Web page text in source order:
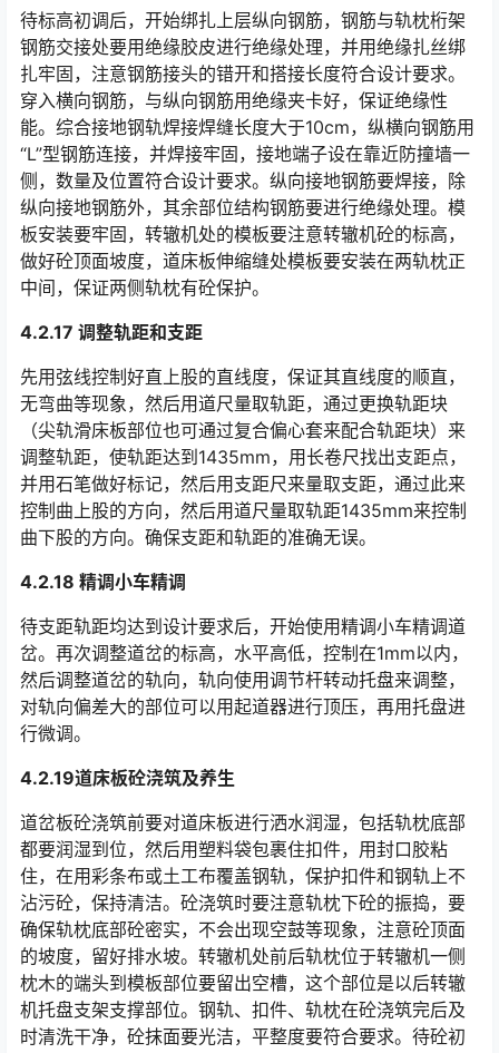
待标高初调后，开始绑扎上层纵向钢筋，钢筋与轨枕桁架
钢筋交接处要用绝缘胶皮进行绝缘处理，并用绝缘扎丝绑
扎牢固，注意钢筋接头的错开和搭接长度符合设计要求。
穿入横向钢筋，与纵向钢筋用绝缘夹卡好，保证绝缘性
能。综合接地钢轨焊接焊缝长度大于10cm，纵横向钢筋用
“L”型钢筋连接，并焊接牢固，接地端子设在靠近防撞墙一
侧，数量及位置符合设计要求。纵向接地钢筋要焊接，除
纵向接地钢筋外，其余部位结构钢筋要进行绝缘处理。模
板安装要牢固，转辙机处的模板要注意转辙机砼的标高，
做好砼顶面坡度，道床板伸缩缝处模板要安装在两轨枕正
中间，保证两侧轨枕有砼保护。󠅅󠅃󠄵󠅂󠄪󠇖󠆨󠆨󠇕󠆞󠆒󠅬󠇘󠆭󠆘󠇙󠆝󠅵󠇗󠆭󠆁󠄐󠇗󠅹󠅸󠇖󠆍󠅳󠇖󠅹󠅰󠇖󠆌󠅹
4.2.17 调整轨距和支距
先用弦线控制好直上股的直线度，保证其直线度的顺直，
无弯曲等现象，然后用道尺量取轨距，通过更换轨距块
（尖轨滑床板部位也可通过复合偏心套来配合轨距块）来
调整轨距，使轨距达到1435mm，用长卷尺找出支距点，
并用石笔做好标记，然后用支距尺来量取支距，通过此来
控制曲上股的方向，然后用道尺量取轨距1435mm来控制
曲下股的方向。确保支距和轨距的准确无误。󠅅󠅃󠄵󠅂󠄪󠇖󠆨󠆨󠇕󠆞󠆒󠅬󠇘󠆭󠆘󠇙󠆝󠅵󠇗󠆭󠆁󠄐󠇗󠅹󠅸󠇖󠆍󠅳󠇖󠅹󠅰󠇖󠆌󠅹
4.2.18 精调小车精调
待支距轨距均达到设计要求后，开始使用精调小车精调道
岔。再次调整道岔的标高，水平高低，控制在1mm以内，
然后调整道岔的轨向，轨向使用调节杆转动托盘来调整，
对轨向偏差大的部位可以用起道器进行顶压，再用托盘进
行微调。󠅅󠅃󠄵󠅂󠄪󠇖󠆨󠆨󠇕󠆞󠆒󠅬󠇘󠆭󠆘󠇙󠆝󠅵󠇗󠆭󠆁󠄐󠇗󠅹󠅸󠇖󠆍󠅳󠇖󠅹󠅰󠇖󠆌󠅹
4.2.19道床板砼浇筑及养生
道岔板砼浇筑前要对道床板进行洒水润湿，包括轨枕底部
都要润湿到位，然后用塑料袋包裹住扣件，用封口胶粘
住，在用彩条布或土工布覆盖钢轨，保护扣件和钢轨上不
沾污砼，保持清洁。砼浇筑时要注意轨枕下砼的振捣，要
确保轨枕底部砼密实，不会出现空鼓等现象，注意砼顶面
的坡度，留好排水坡。转辙机处前后轨枕位于转辙机一侧
枕木的端头到模板部位要留出空槽，这个部位是以后转辙
机托盘支架支撑部位。钢轨、扣件、轨枕在砼浇筑完后及
时清洗干净，砼抹面要光洁，平整度要符合要求。待砼初